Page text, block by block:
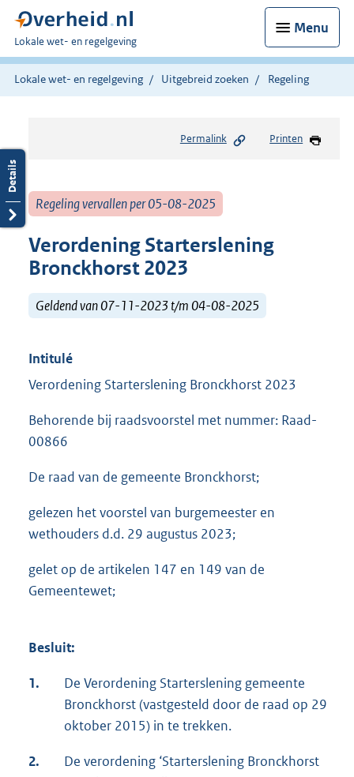
Menu
U
bent
hier:
Lokale wet- en regelgeving
Lokale wet- en regelgeving Uitgebreid zoeken Regeling
Permalink Printen
Regeling vervallen per 05-08-2025
Verordening Starterslening
Bronckhorst 2023
Geldend van 07-11-2023 t/m 04-08-2025
Intitulé
Verordening Starterslening Bronckhorst 2023
Behorende bij raadsvoorstel met nummer: Raad-
00866
De raad van de gemeente Bronckhorst;
gelezen het voorstel van burgemeester en
wethouders d.d. 29 augustus 2023;
gelet op de artikelen 147 en 149 van de
Gemeentewet;
Besluit:
1.
De Verordening Starterslening gemeente
Bronckhorst (vastgesteld door de raad op 29
oktober 2015) in te trekken.
2.
De verordening ‘Starterslening Bronckhorst